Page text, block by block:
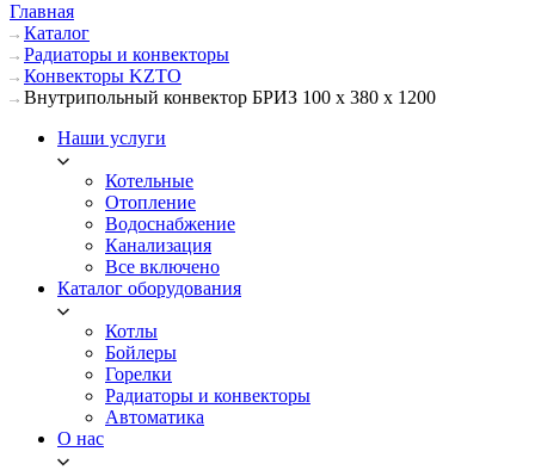
Главная
Каталог
Радиаторы и конвекторы
Конвекторы KZTO
Внутрипольный конвектор БРИЗ 100 х 380 х 1200
Наши услуги
Котельные
Отопление
Водоснабжение
Канализация
Все включено
Каталог оборудования
Котлы
Бойлеры
Горелки
Радиаторы и конвекторы
Автоматика
О нас